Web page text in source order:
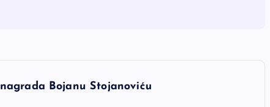
Bojanu Stojanoviću